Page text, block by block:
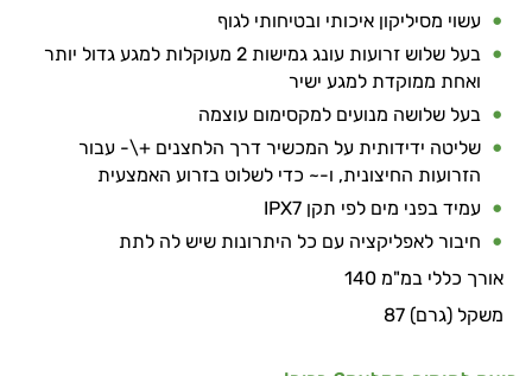
עשוי מסיליקון איכותי ובטיחותי לגוף
בעל שלוש זרועות עונג גמישות 2 מעוקלות למגע גדול יותר
ואחת ממוקדת למגע ישיר
בעל שלושה מנועים למקסימום עוצמה
שליטה ידידותית על המכשיר דרך הלחצנים +\- עבור
הזרועות החיצונית, ו-~ כדי לשלוט בזרוע האמצעית
עמיד בפני מים לפי תקן IPX7
חיבור לאפליקציה עם כל היתרונות שיש לה לתת
אורך כללי במ"מ 140
משקל (גרם) 87אני יועץ הבריאות האישי AI של טבע בריא.